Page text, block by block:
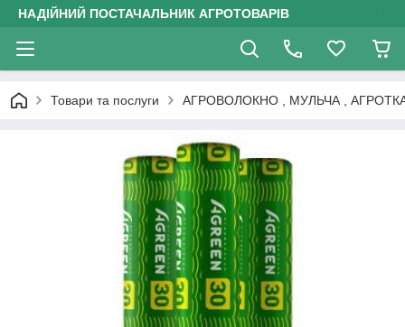
НАДІЙНИЙ ПОСТАЧАЛЬНИК АГРОТОВАРІВ
Товари та послуги АГРОВОЛОКНО , МУЛЬЧА ,